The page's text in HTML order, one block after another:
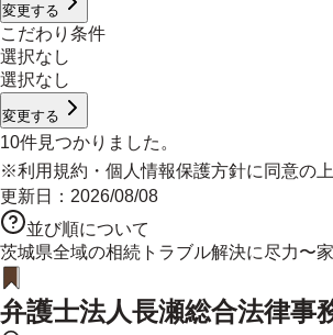
変更する
こだわり条件
選択なし
選択なし
変更する
10件見つかりました。
※利用規約 ・ 個人情報保護方針に同意の
更新日： 2026/08/08
並び順について
茨城県全域の相続トラブル解決に尽力〜
弁護士法人長瀬総合法律事